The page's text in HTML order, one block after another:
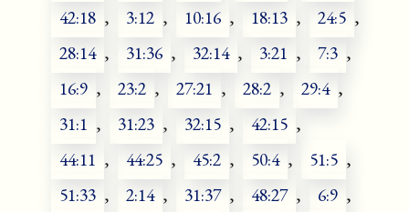
42:18 , 3:12 , 10:16 , 18:13 , 24:5 ,
28:14 , 31:36 , 32:14 , 3:21 , 7:3 ,
16:9 , 23:2 , 27:21 , 28:2 , 29:4 ,
31:1 , 31:23 , 32:15 , 42:15 ,
44:11 , 44:25 , 45:2 , 50:4 , 51:5 ,
51:33 , 2:14 , 31:37 , 48:27 , 6:9 ,